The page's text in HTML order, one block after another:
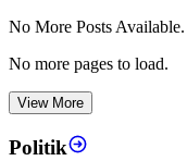
No More Posts Available.
No more pages to load.
View More
Politik